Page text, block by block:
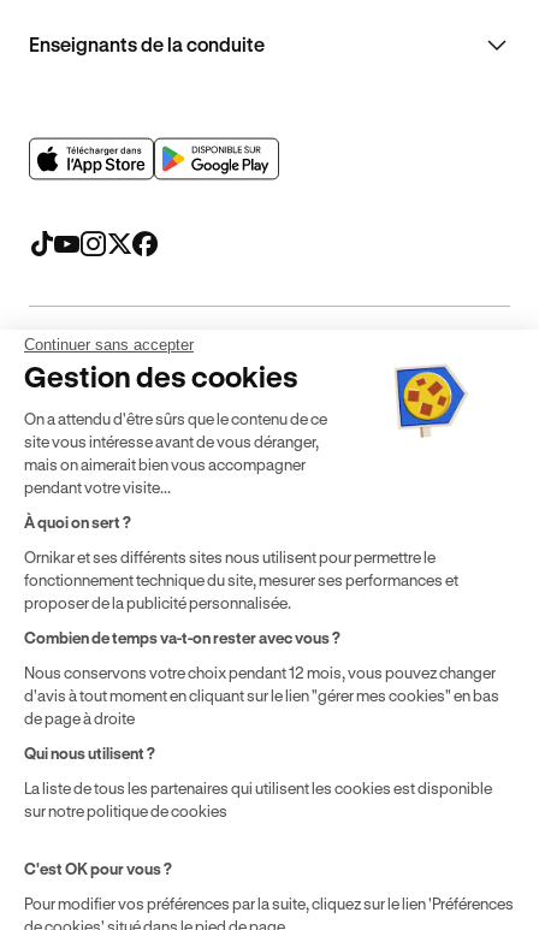
Enseignants de la conduite
Mentions légales CGV CGU Politique de confidentialité
* Détail des conditions de nos offres
localisation géographique et du type de formules que vous
achetez comme détaillé dans nosConditions Générales de
Vente.
Continuer sans accepter
Gestion des cookies
On a attendu d'être sûrs que le contenu de ce
site vous intéresse avant de vous déranger,
mais on aimerait bien vous accompagner
pendant votre visite...
À quoi on sert ?
Ornikar et ses différents sites nous utilisent pour permettre le
fonctionnement technique du site, mesurer ses performances et
proposer de la publicité personnalisée.
Combien de temps va-t-on rester avec vous ?
Nous conservons votre choix pendant 12 mois, vous pouvez changer
d'avis à tout moment en cliquant sur le lien "gérer mes cookies" en bas
de page à droite
Qui nous utilisent ?
La liste de tous les partenaires qui utilisent les cookies est disponible
sur notre politique de cookies
C'est OK pour vous ?
Pour modifier vos préférences par la suite, cliquez sur le lien 'Préférences
de cookies' situé dans le pied de page.